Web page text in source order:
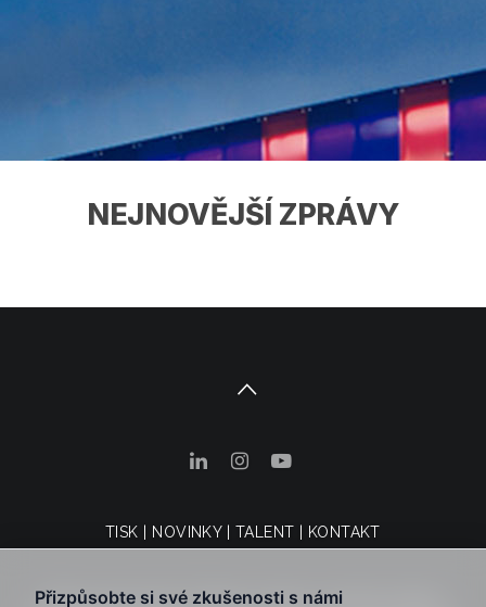
NEJNOVĚJŠÍ ZPRÁVY
TISK NOVINKY| TALENT KONTAKT
Právní upozornění| Zásady ochrany osobních údajů